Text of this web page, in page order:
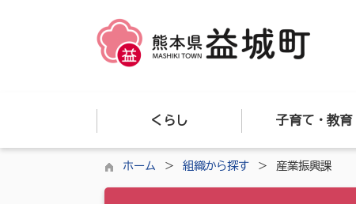
くらし 子育て・教育
ホーム 組織から探す 産業振興課